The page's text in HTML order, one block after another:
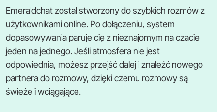
Emeraldchat został stworzony do szybkich rozmów z
użytkownikami online. Po dołączeniu, system
dopasowywania paruje cię z nieznajomym na czacie
jeden na jednego. Jeśli atmosfera nie jest
odpowiednia, możesz przejść dalej i znaleźć nowego
partnera do rozmowy, dzięki czemu rozmowy są
świeże i wciągające.